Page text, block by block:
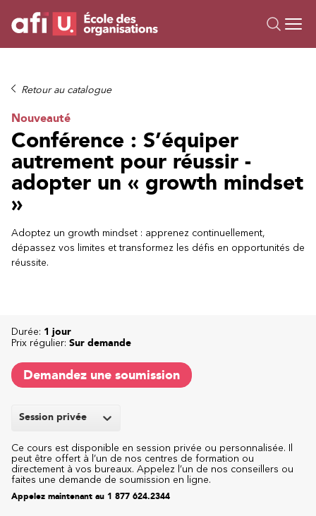
Formations
Campus IA
Sur mesure
À propos
Ressources
Retour au catalogue
Nouveauté
Conférence : S’équiper
autrement pour réussir -
adopter un « growth mindset
»
Adoptez un growth mindset : apprenez continuellement,
dépassez vos limites et transformez les défis en opportunités de
réussite.
Session privée
Ce cours est disponible en session privée ou personnalisée. Il
peut être offert à l’un de nos centres de formation ou
directement à vos bureaux. Appelez l’un de nos conseillers ou
faites une demande de soumission en ligne.
Appelez maintenant au 1 877 624.2344
Durée: 1 jour
Prix régulier: Sur demande
Demandez une soumission